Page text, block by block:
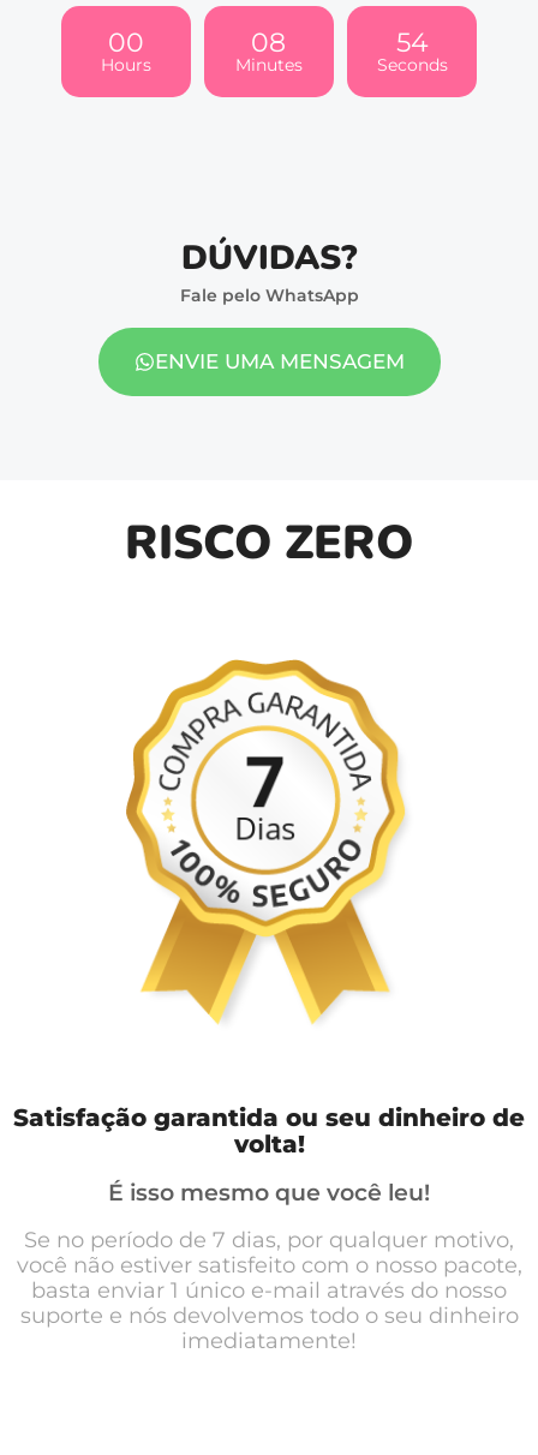
00
Hours
08
Minutes
54
Seconds
DÚVIDAS?
Fale pelo WhatsApp
ENVIE UMA MENSAGEM
RISCO ZERO
Satisfação garantida ou seu dinheiro de
volta!
É isso mesmo que você leu!
Se no período de 7 dias, por qualquer motivo,
você não estiver satisfeito com o nosso pacote,
basta enviar 1 único e-mail através do nosso
suporte e nós devolvemos todo o seu dinheiro
imediatamente!